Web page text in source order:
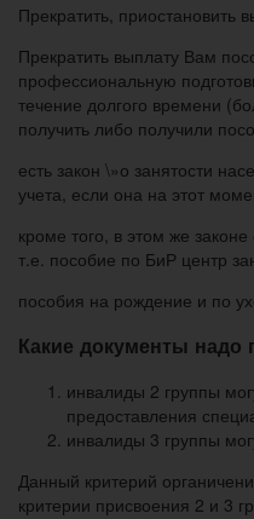
Прекратить, приостановить
Прекратить выплату Вам
профессиональную
течение долгого времени
получить либо получили
есть закон \»о занятости
учета, если она на этот
кроме того, в этом же
т.е. пособие по БиР центр
пособия на рождение и по
Какие документы надо
инвалиды 2 группы
предоставления
инвалиды 3 группы
Данный критерий
критерии присвоения 2 и 3